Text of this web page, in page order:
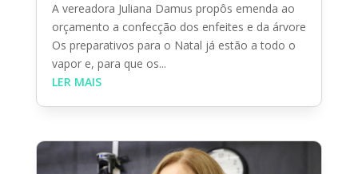
A vereadora Juliana Damus propôs emenda ao
orçamento a confecção dos enfeites e da árvore
Os preparativos para o Natal já estão a todo o
vapor e, para que os...
LER MAIS